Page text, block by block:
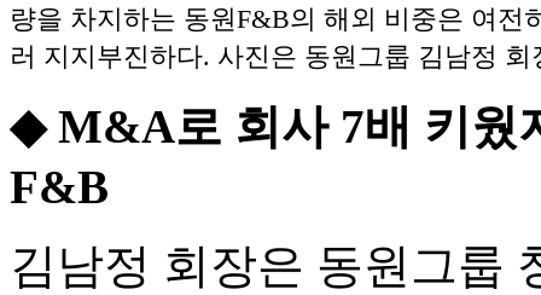
량을 차지하는 동원F&B의 해외 비중은 여전
러 지지부진하다. 사진은 동원그룹 김남정 회
◆ M&A로 회사 7배 키웠
F&B
김남정 회장은 동원그룹